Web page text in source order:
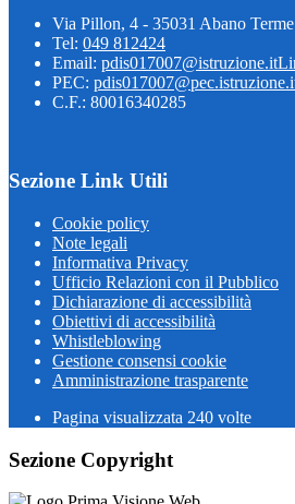
Via Pillon, 4 - 35031 Abano
Tel: 049 812424
Email: pdis017007@istruzione.it
PEC:
C.F.: 80016340285
Sezione Link Utili
Cookie policy
Note legali
Informativa Privacy
Ufficio Relazioni con il Pubblico
Dichiarazione di accessibilità
Obiettivi di accessibilità
Whistleblowing
Gestione consensi cookie
Amministrazione trasparente
Pagina visualizzata 240 volte
Sezione Copyright